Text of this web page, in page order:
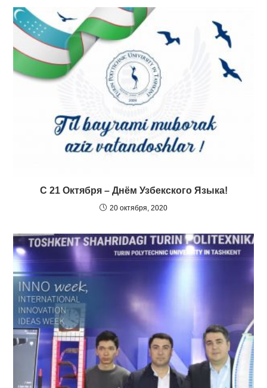
С 21 Октября – Днём Узбекского Языка!
20 октября, 2020